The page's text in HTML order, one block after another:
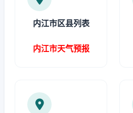
内江市区县列表
内江市天气预报